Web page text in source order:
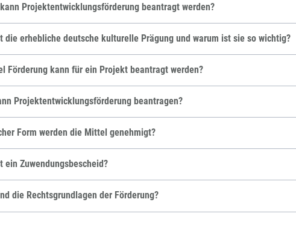
Projektentwicklungsförderung beantragt werden?
die erhebliche deutsche kulturelle Prägung und warum ist sie so wichtig?
Förderung kann für ein Projekt beantragt werden?
Projektentwicklungsförderung beantragen?
Form werden die Mittel genehmigt?
ein Zuwendungsbescheid?
die Rechtsgrundlagen der Förderung?